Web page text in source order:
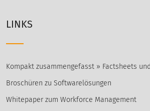
LINKS
Kompakt zusammengefasst » Factsheets
Broschüren zu Softwarelösungen
Whitepaper zum Workforce Management